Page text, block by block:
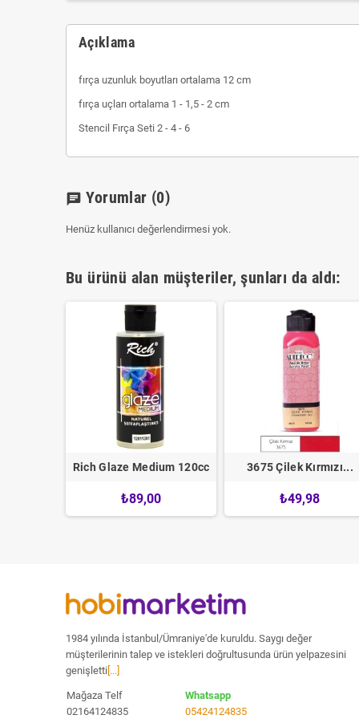
Açıklama
fırça uzunluk boyutları ortalama 12 cm
fırça uçları ortalama 1 - 1,5 - 2 cm
Stencil Fırça Seti 2 - 4 - 6
chat Yorumlar (0)
Henüz kullanıcı değerlendirmesi yok.
Bu ürünü alan müşteriler, şunları da aldı:
Rich Glaze Medium 120cc
₺89,00
3675 Çilek Kırmızı...
₺49,98
1984 yılında İstanbul/Ümraniye'de kuruldu. Saygı değer
müşterilerinin talep ve istekleri doğrultusunda ürün yelpazesini
genişletti [...]
Mağaza Telf
02164124835
Whatsapp
05424124835